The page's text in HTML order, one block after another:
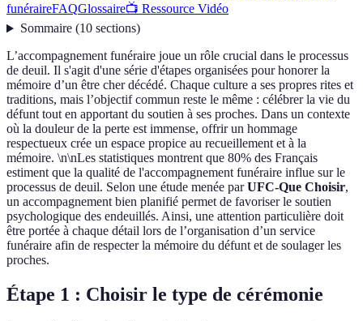
funéraireFAQGlossaire📺 Ressource Vidéo
Sommaire(10 sections)
L’accompagnement funéraire joue un rôle crucial dans le processus
de deuil. Il s'agit d'une série d'étapes organisées pour honorer la
mémoire d’un être cher décédé. Chaque culture a ses propres rites et
traditions, mais l’objectif commun reste le même : célébrer la vie du
défunt tout en apportant du soutien à ses proches. Dans un contexte
où la douleur de la perte est immense, offrir un hommage
respectueux crée un espace propice au recueillement et à la
mémoire. \n\nLes statistiques montrent que 80% des Français
estiment que la qualité de l'accompagnement funéraire influe sur le
processus de deuil. Selon une étude menée parUFC-Que Choisir,
un accompagnement bien planifié permet de favoriser le soutien
psychologique des endeuillés. Ainsi, une attention particulière doit
être portée à chaque détail lors de l’organisation d’un service
funéraire afin de respecter la mémoire du défunt et de soulager les
proches.
Étape 1 : Choisir le type de cérémonie